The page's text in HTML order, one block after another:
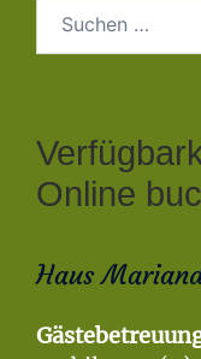
Online
Haus